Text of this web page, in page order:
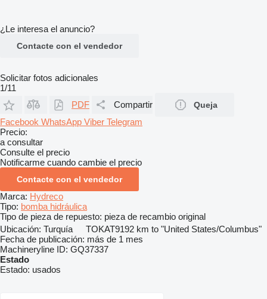
¿Le interesa el anuncio?
Contacte con el vendedor
Solicitar fotos adicionales
1/11
PDF
Compartir Queja
Facebook WhatsApp Viber Telegram
Precio:
a consultar
Consulte el precio
Notificarme cuando cambie el precio
Contacte con el vendedor
Marca: Hydreco
Tipo: bomba hidráulica
Tipo de pieza de repuesto: pieza de recambio original
Ubicación: Turquía TOKAT9192 km to "United States/Columbus"
Fecha de publicación: más de 1 mes
Machineryline ID: GQ37337
Estado
Estado: usados